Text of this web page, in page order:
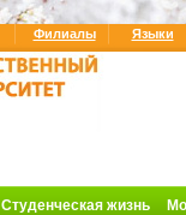
Филиалы Языки
Студенческая жизнь